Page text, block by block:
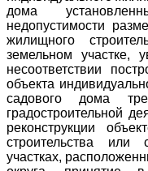
дома
недопустимости
жилищного
земельном участке,
несоответствии
объекта
садового дома
градостроительной
реконструкции
строительства
участках,